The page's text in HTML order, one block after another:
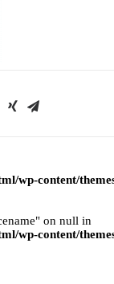
wp-content/
on null in
wp-content/